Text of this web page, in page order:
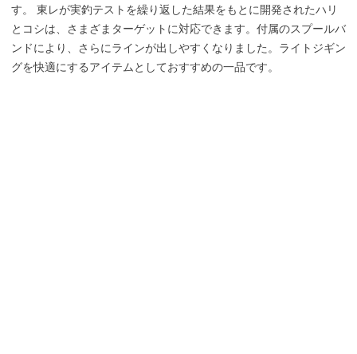
す。 東レが実釣テストを繰り返した結果をもとに開発されたハリ
とコシは、さまざまターゲットに対応できます。付属のスプールバ
ンドにより、さらにラインが出しやすくなりました。ライトジギン
グを快適にするアイテムとしておすすめの一品です。